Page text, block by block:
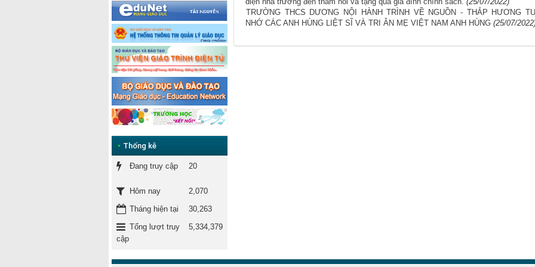
TRƯỜNG THCS DƯƠNG NỘI HÀNH TRÌNH VỀ NGUỒN - THẮP HƯƠNG
NHỚ CÁC ANH HÙNG LIỆT SĨ VÀ TRI ÂN MẸ VIỆT NAM ANH HÙNG (25/07/
• Thống kê
Đang truy cập 20
Hôm nay
2,070
Tháng hiện tại
30,263
Tổng lượt truy
cập
5,334,379